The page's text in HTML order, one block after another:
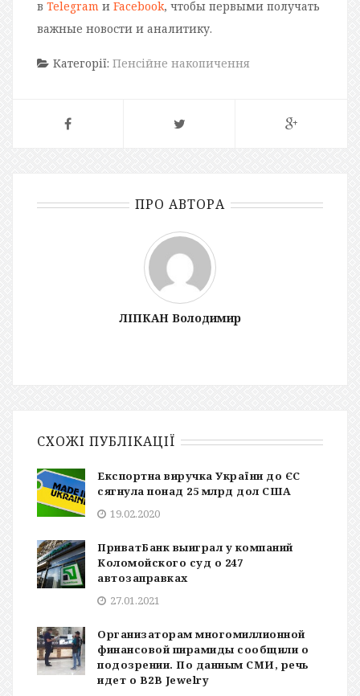
в Telegram и Facebook, чтобы первыми получать
важные новости и аналитику.
Категорії: Пенсійне накопичення
ПРО АВТОРА
ЛІПКАН Володимир
СХОЖІ ПУБЛІКАЦІЇ
Експортна виручка України до ЄС
сягнула понад 25 млрд дол США
19.02.2020
ПриватБанк выиграл у компаний
Коломойского суд о 247
автозаправках
27.01.2021
Организаторам многомиллионной
финансовой пирамиды сообщили о
подозрении. По данным СМИ, речь
идет о B2B Jewelry